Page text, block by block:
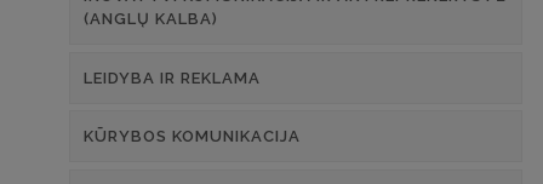
(ANGLŲ KALBA)
LEIDYBA IR REKLAMA
KŪRYBOS KOMUNIKACIJA